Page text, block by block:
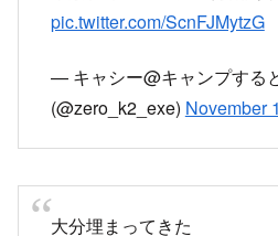
— キャシー@キャンプする
風が強くて寒い・・・
#TDR_nowpic.twitter.com/